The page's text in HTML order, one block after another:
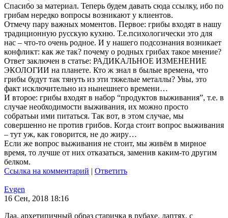
Спасибо за материал. Теперь будем давать сюда ссылку, ибо по
грибам нередко вопросы возникают у клиентов.
Отмечу пару важных моментов. Первое: грибы входят в нашу
традиционную русскую кухню. Т.е.психологически это для
нас – что-то очень родное. И у нашего подсознания возникает
конфликт: как же так? почему о родных грибах такое мнение?
Ответ заключен в статье: РАДИКАЛЬНОЕ ИЗМЕНЕНИЕ
ЭКОЛОГИИ на планете. Кто ж знал в былые времена, что
грибы будут так тянуть из эти тяжелые металлы? Увы, это
факт исключительно из нынешнего времени…
И второе: грибы входят в набор “продуктов выживания”, т.е. в
случае необходимости выживания, их можно просто
собратььи ими питаться. Так вот, в этом случае, мы
совершенно не против грибов. Когда стоит вопрос выживания
– тут уж, как говорится, не до жиру…
Если же вопрос выживания не стоит, мы живём в мирное
время, то лучше от них отказаться, заменив каким-то другим
белком.
Ссылка на комментарий | Ответить
Evgen
16 Сен, 2018 18:16
Даа, архетипичный образ старичка в рубахе, лаптях, с